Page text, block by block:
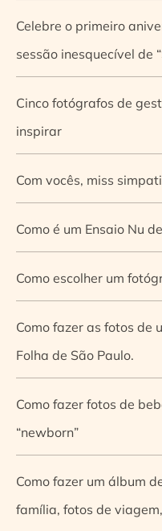
Celebre o primeiro
sessão inesquecível de
Cinco fotógrafos de
inspirar
Com vocês, miss
Como é um Ensaio Nu
Como escolher um
Como fazer as fotos de
Folha de São Paulo.
Como fazer fotos de
“newborn”
Como fazer um álbum
família, fotos de